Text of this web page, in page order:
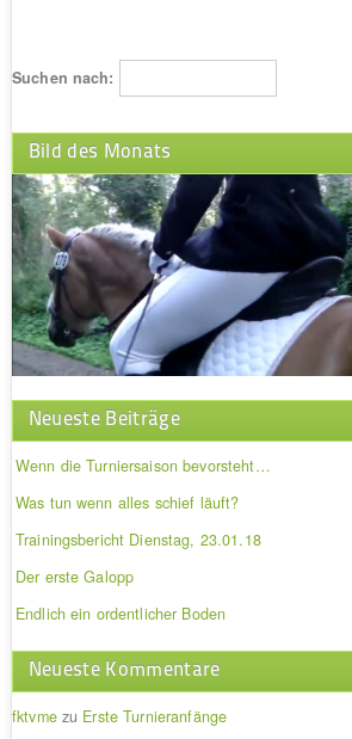
Suchen nach:
Bild des Monats
Neueste Beiträge
Wenn die Turniersaison bevorsteht…
Was tun wenn alles schief läuft?
Trainingsbericht Dienstag, 23.01.18
Der erste Galopp
Endlich ein ordentlicher Boden
Neueste Kommentare
fktvmezu Erste Turnieranfänge